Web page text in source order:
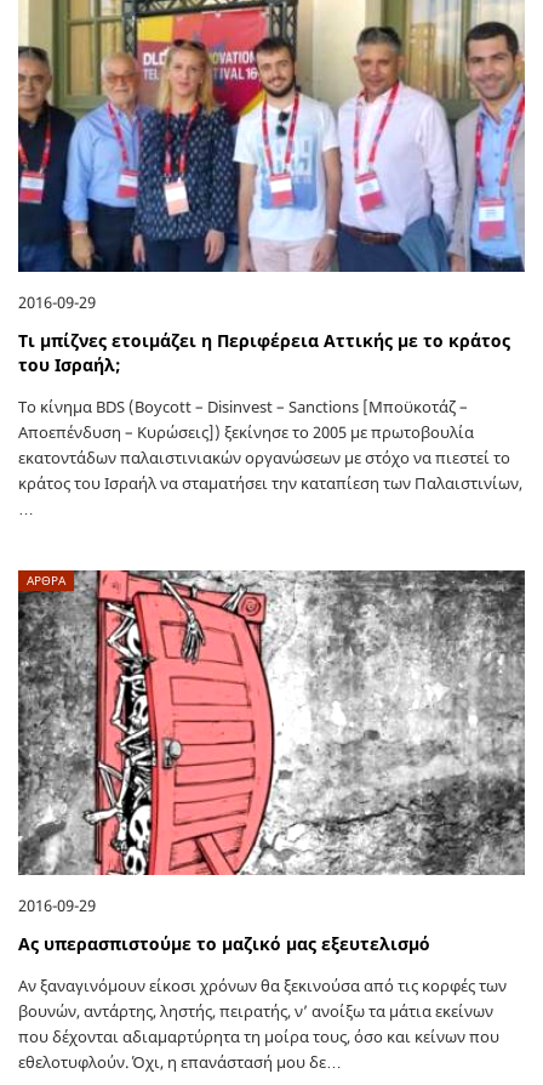
2016-09-29
Τι μπίζνες ετοιμάζει η Περιφέρεια Αττικής με το κράτος
του Ισραήλ;
Το κίνημα BDS (Boycott – Disinvest – Sanctions [Μποϋκοτάζ –
Αποεπένδυση – Κυρώσεις]) ξεκίνησε το 2005 με πρωτοβουλία
εκατοντάδων παλαιστινιακών οργανώσεων με στόχο να πιεστεί το
κράτος του Ισραήλ να σταματήσει την καταπίεση των Παλαιστινίων,
…
ΑΡΘΡΑ
2016-09-29
Ας υπερασπιστούμε το μαζικό μας εξευτελισμό
Αν ξαναγινόμουν είκοσι χρόνων θα ξεκινούσα από τις κορφές των
βουνών, αντάρτης, ληστής, πειρατής, ν’ ανοίξω τα μάτια εκείνων
που δέχονται αδιαμαρτύρητα τη μοίρα τους, όσο και κείνων που
εθελοτυφλούν. Όχι, η επανάστασή μου δε…